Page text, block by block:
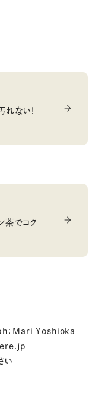
れない！
茶でコク
：Mari Yoshioka
い